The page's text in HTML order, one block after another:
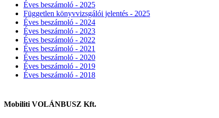
Éves beszámoló - 2025
Független könyvvizsgálói jelentés - 2025
Éves beszámoló - 2024
Éves beszámoló - 2023
Éves beszámoló - 2022
Éves beszámoló - 2021
Éves beszámoló - 2020
Éves beszámoló - 2019
Éves beszámoló - 2018
Mobiliti VOLÁNBUSZ Kft.